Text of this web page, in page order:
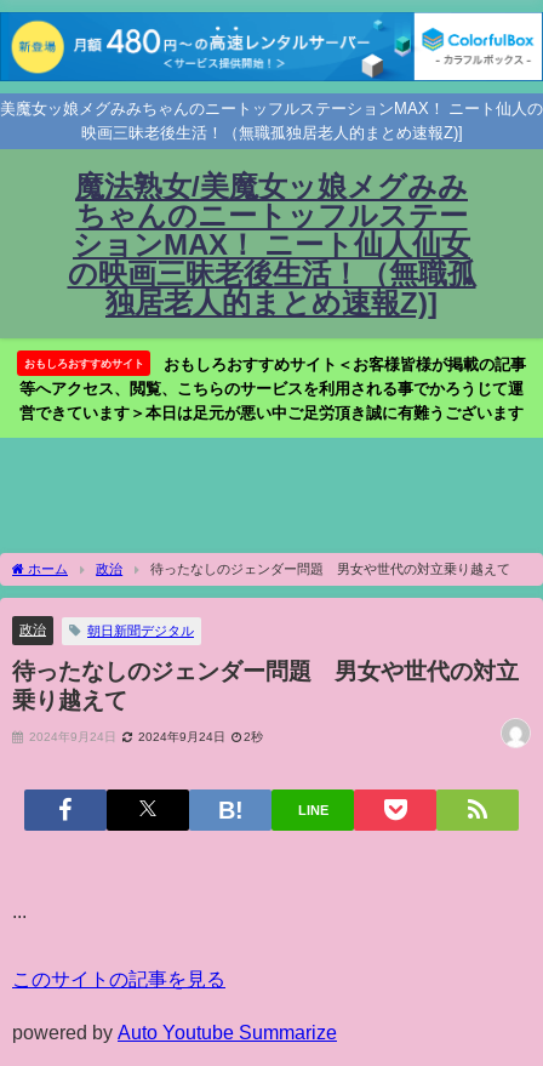
美魔女ッ娘メグみみちゃんのニートッフルステーションMAX！ ニート仙人の
映画三昧老後生活！（無職孤独居老人的まとめ速報Z)]
魔法熟女/美魔女ッ娘メグみみ
ちゃんのニートッフルステー
ションMAX！ ニート仙人仙女
の映画三昧老後生活！（無職孤
独居老人的まとめ速報Z)]
おもしろおすすめサイト
おもしろおすすめサイト＜お客様皆様が掲載の記事
等へアクセス、閲覧、こちらのサービスを利用される事でかろうじて運
営できています＞本日は足元が悪い中ご足労頂き誠に有難うございます
ホーム 政治 待ったなしのジェンダー問題 男女や世代の対立乗り越えて
政治 朝日新聞デジタル
待ったなしのジェンダー問題 男女や世代の対立
乗り越えて
2024年9月24日 2024年9月24日 2秒
LINE
このサイトの記事を見る
powered by Auto Youtube Summarize